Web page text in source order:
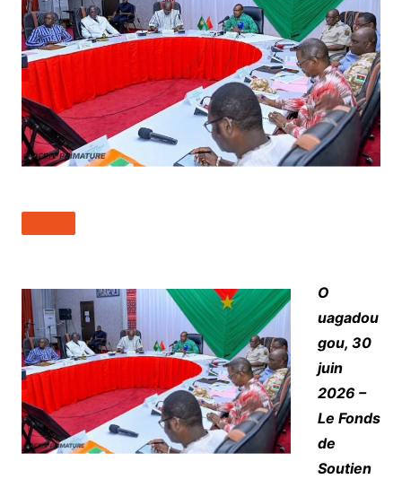
O
uagadou
gou, 30
juin
2026 –
Le Fonds
de
Soutien